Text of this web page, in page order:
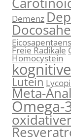
Demenz
Freie Radikale
Homocystein
Lutein
Meta-
Omega-